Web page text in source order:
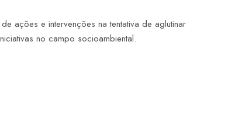
ações e intervenções na tentativa de aglutinar
no campo socioambiental.